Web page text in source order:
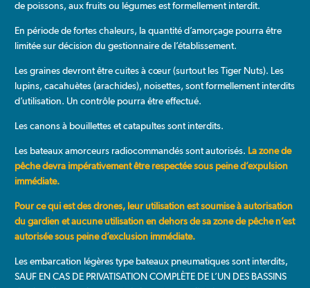
de poissons, aux fruits ou légumes est formellement interdit.
En période de fortes chaleurs, la quantité d’amorçage pourra être
limitée sur décision du gestionnaire de l’établissement.
Les graines devront être cuites à cœur (surtout les Tiger Nuts). Les
lupins, cacahuètes (arachides), noisettes, sont formellement interdits
d’utilisation. Un contrôle pourra être effectué.
Les canons à bouillettes et catapultes sont interdits.
Les bateaux amorceurs radiocommandés sont autorisés. La zone de
pêche devra impérativement être respectée sous peine d’expulsion
immédiate.
Pour ce qui est des drones, leur utilisation est soumise à autorisation
du gardien et aucune utilisation en dehors de sa zone de pêche n’est
autorisée sous peine d’exclusion immédiate.
Les embarcation légères type bateaux pneumatiques sont interdits,
SAUF EN CAS DE PRIVATISATION COMPLÈTE DE L’UN DES BASSINS